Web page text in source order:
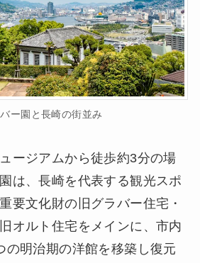
ー園と長崎の街並み
ージアムから徒歩約3分の場
は、長崎を代表する観光スポ
要文化財の旧グラバー住宅・
オルト住宅をメインに、市内
の明治期の洋館を移築し復元